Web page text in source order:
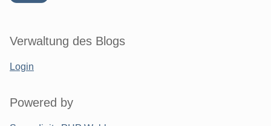
Verwaltung des Blogs
Login
Powered by